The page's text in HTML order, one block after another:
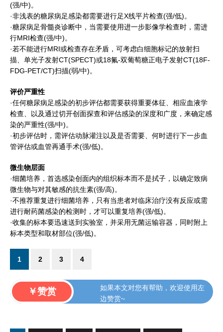
(强/中)。
·非浅表的糖尿病足感染都需要进行足X线平片检查(强/低)。
·糖尿病足骨髓炎诊断中，当需要使用进一步影像学检查时，需进
行MRI检查(强/中)。
·若不能进行MRI或检查存在矛盾，可考虑白细胞标记的放射扫
描、单光子发射CT(SPECT)或18氟-双葡萄糖正电子发射CT(18F-
FDG-PET/CT)扫描(弱/中)。
评价严重性
·任何糖尿病足感染的初步评估都需要获得重要体征、相应血液学
检查、以及通过切开创面探查和评估感染的深度和广度，来确定感
染的严重性(强/中)。
·初步评估时，需评估动脉灌注以及是否需要、何时进行下一步血
管评估或血管再通手术(强/低)。
微生物层面
·细菌培养，首选感染创面内的组织标本而不是拭子，以确定致病
微生物与对其敏感的抗生素(强/高)。
·不推荐重复进行细菌培养，只有当患者对临床治疗没有反应或需
进行耐药菌感染的检测时，才可以重复培养(强/低)。
·收集的标本要迅速送到实验室，并采用无菌运输容器，同时附上
标本类型和取材部位(强/低)。
1 2 3 4
如果本文对您有帮助，欢迎使用左
边赞赏~
￥赞赏